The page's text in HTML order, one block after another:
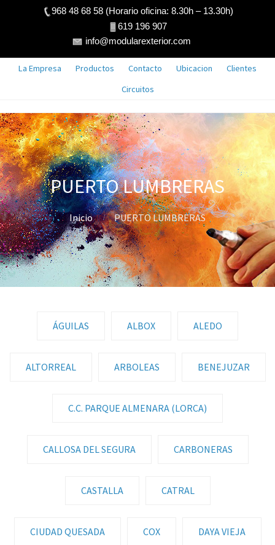
968 48 68 58 (Horario oficina: 8.30h – 13.30h)
619 196 907
info@modularexterior.com
La Empresa Productos Contacto Ubicacion
Clientes
Circuitos
PUERTO LUMBRERAS
Inicio PUERTO LUMBRERAS
ÁGUILAS ALBOX ALEDO
ALTORREAL ARBOLEAS BENEJUZAR
C.C. PARQUE ALMENARA (LORCA)
CALLOSA DEL SEGURA CARBONERAS
CASTALLA CATRAL
CIUDAD QUESADA COX DAYA VIEJA